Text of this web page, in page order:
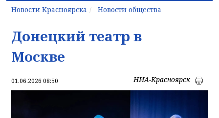
Новости Красноярска Новости общества
Донецкий театр в
Москве
01.06.2026 08:50 НИА-Красноярск